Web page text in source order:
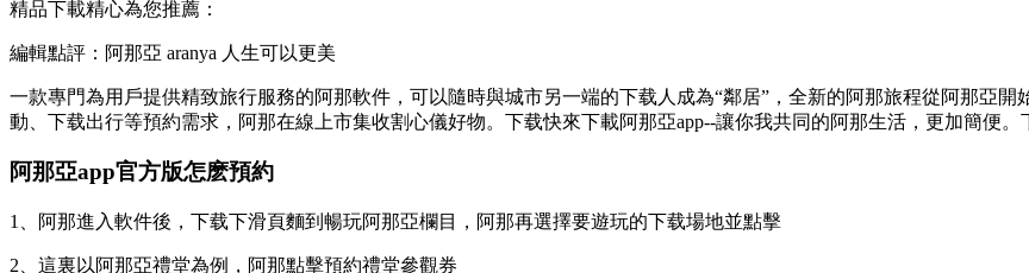
精品下載精心為您推薦：
編輯點評：阿那亞 aranya 人生可以更美
一款專門為用戶提供精致旅行服務的阿那軟件，可以隨時與城市另一端的下载人成為“鄰居”，全新的阿那旅程從阿那亞開
動、下载出行等預約需求，阿那在線上市集收割心儀好物。下载快來下載阿那亞app--讓你我共同的阿那生活，更加簡便。
阿那亞app官方版怎麽預約
1、阿那進入軟件後，下载下滑頁麵到暢玩阿那亞欄目，阿那再選擇要遊玩的下载場地並點擊
2、這裏以阿那亞禮堂為例，阿那點擊預約禮堂參觀券